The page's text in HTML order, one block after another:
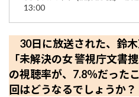
13:00
30日に放送された、鈴
「未解決の女 警視庁文書
の視聴率が、7.8％だった
回はどうなるでしょうか？